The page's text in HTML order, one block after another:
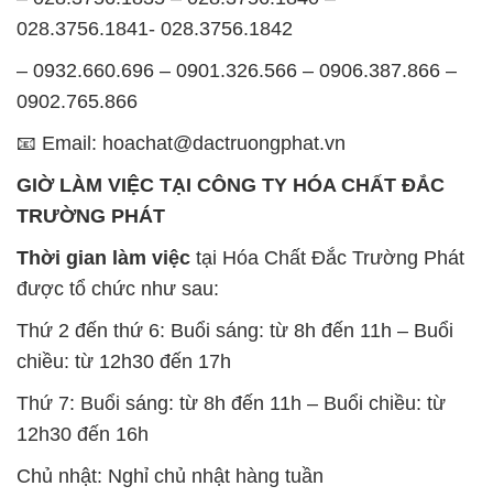
được tổ chức như sau:
Thứ 2 đến thứ 6: Buổi sáng: từ 8h đến 11h – Buổi
chiều: từ 12h30 đến 17h
Thứ 7: Buổi sáng: từ 8h đến 11h – Buổi chiều: từ
Chủ nhật: Nghỉ chủ nhật hàng tuần
Chúng tôi rất trân trọng thời gian và cam kết tuân
thủ giờ làm việc để đảm bảo sự hỗ trợ tốt nhất cho
nhất của nhân viên.
TRƯỜNG PHÁT
Đông B, Quận Bình Tân, Sài Gòn TP. Hồ Chí